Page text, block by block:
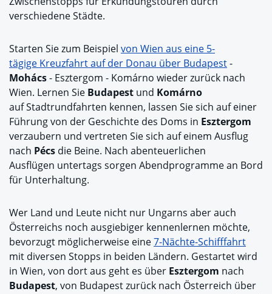
verschiedene Städte.
Starten Sie zum Beispiel von Wien aus eine 5-
tägige Kreuzfahrt auf der Donau über Budapest-
Mohács- Esztergom - Komárno wieder zurück nach
Wien. Lernen Sie Budapest und Komárno
auf Stadtrundfahrten kennen, lassen Sie sich auf einer
Führung von der Geschichte des Doms in Esztergom
verzaubern und vertreten Sie sich auf einem Ausflug
nach Pécs die Beine. Nach abenteuerlichen
Ausflügen untertags sorgen Abendprogramme an Bord
für Unterhaltung.
Wer Land und Leute nicht nur Ungarns aber auch
Österreichs noch ausgiebiger kennenlernen möchte,
bevorzugt möglicherweise eine7-Nächte-Schifffahrt
mit diversen Stopps in beiden Ländern. Gestartet wird
in Wien, von dort aus geht es über Esztergom nach
Budapest, von Budapest zurück nach Österreich über